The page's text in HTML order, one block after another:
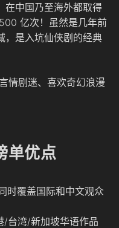
在中国乃至海外都取得
亿次！虽然是几年前
，是入坑仙侠剧的经典
情剧迷、喜欢奇幻浪漫
单优点
时覆盖国际和中文观众
/台湾/新加坡华语作品